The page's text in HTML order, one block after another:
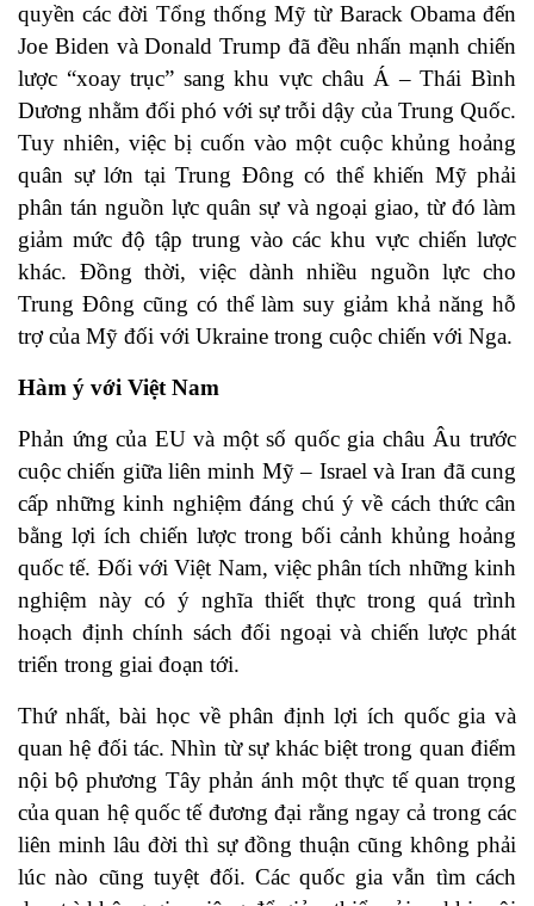
quyền các đời Tổng thống Mỹ từ Barack Obama đến
Joe Biden và Donald Trump đã đều nhấn mạnh chiến
lược “xoay trục” sang khu vực châu Á – Thái Bình
Dương nhằm đối phó với sự trỗi dậy của Trung Quốc.
Tuy nhiên, việc bị cuốn vào một cuộc khủng hoảng
quân sự lớn tại Trung Đông có thể khiến Mỹ phải
phân tán nguồn lực quân sự và ngoại giao, từ đó làm
giảm mức độ tập trung vào các khu vực chiến lược
khác. Đồng thời, việc dành nhiều nguồn lực cho
Trung Đông cũng có thể làm suy giảm khả năng hỗ
trợ của Mỹ đối với Ukraine trong cuộc chiến với Nga.
Hàm ý với Việt Nam
Phản ứng của EU và một số quốc gia châu Âu trước
cuộc chiến giữa liên minh Mỹ – Israel và Iran đã cung
cấp những kinh nghiệm đáng chú ý về cách thức cân
bằng lợi ích chiến lược trong bối cảnh khủng hoảng
quốc tế. Đối với Việt Nam, việc phân tích những kinh
nghiệm này có ý nghĩa thiết thực trong quá trình
hoạch định chính sách đối ngoại và chiến lược phát
triển trong giai đoạn tới.
Thứ nhất, bài học về phân định lợi ích quốc gia và
quan hệ đối tác. Nhìn từ sự khác biệt trong quan điểm
nội bộ phương Tây phản ánh một thực tế quan trọng
của quan hệ quốc tế đương đại rằng ngay cả trong các
liên minh lâu đời thì sự đồng thuận cũng không phải
lúc nào cũng tuyệt đối. Các quốc gia vẫn tìm cách